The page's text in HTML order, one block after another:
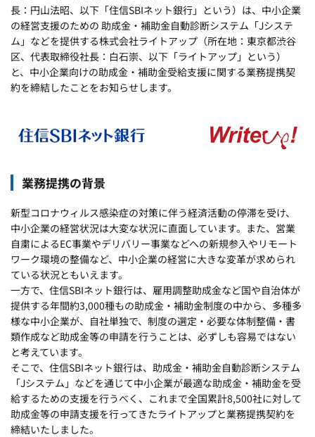
長：円山法昭、以下「住信SBIネット銀行」という）は、中小企業
の経営支援のための 助成金・補助金自動診断システム「Jシステ
ム」などを提供する株式会社ライトアップ（所在地：東京都渋谷
区、代表取締役社長：白石崇、以下「ライトアップ」という）
と、中小企業向けの助成金・補助金受給支援に関する業務提携契
約を締結したことをお知らせします。
業務提携の背景
新型コロナウィルス感染症の対策に伴う経済活動の停滞を受け、
中小企業の経営状況は大変な状況に直面しています。また、営業
自粛によるEC事業やデリバリー事業などへの新規参入やリモート
ワーク環境の整備など、中小企業の経営に大きな変革が求められ
ている状況ともいえます。
一方で、住信SBIネット銀行は、雇用調整助成金など国や自治体が
提供する年間約3,000種もの助成金・補助金制度の中から、多種多
様な中小企業が、自社単独で、制度の選定・必要な体制整備・書
類作成など助成金等の申請を行うことは、必ずしも容易ではない
と考えています。
そこで、住信SBIネット銀行は、助成金・補助金自動診断システム
「Jシステム」などを通じて中小企業が最適な助成金・補助金を受
給するための支援を行うべく、これまで全国累計8,500社に対して
助成金等の申請支援を行ってきたライトアップと業務提携契約を
締結いたしました。